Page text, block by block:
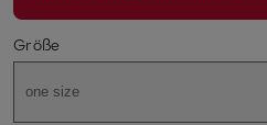
Größe
one size